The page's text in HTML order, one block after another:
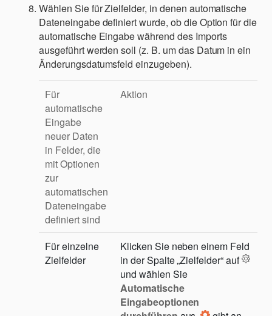
Wählen Sie für Zielfelder, in denen automatische
Dateneingabe definiert wurde, ob die Option für die
automatische Eingabe während des Imports
ausgeführt werden soll (z. B. um das Datum in ein
Änderungsdatumsfeld einzugeben).
Für
automatische
Eingabe
neuer Daten
in Felder, die
mit Optionen
zur
automatischen
Dateneingabe
definiert sind
Aktion
Für einzelne
Zielfelder
Klicken Sie neben einem Feld
in der Spalte „Zielfelder“ auf
und wählen Sie
Automatische
Eingabeoptionen